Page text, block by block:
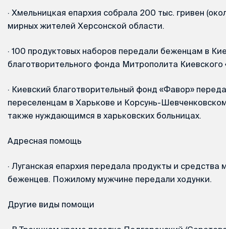
· Хмельницкая епархия собрала 200 тыс. гривен
мирных жителей Херсонской области.
· 100 продуктовых наборов передали беженцам в
благотворительного фонда Митрополита
· Киевский благотворительный фонд «Фавор»
переселенцам в Харькове и Корсунь-
также нуждающимся в харьковских больницах.
Адресная помощь
· Луганская епархия передала продукты и средства
беженцев. Пожилому мужчине передали ходунки.
Другие виды помощи